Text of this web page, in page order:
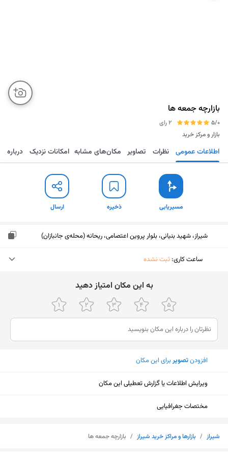
بازارچه جمعه ها
5/0
2 رای
بازار و مرکز خرید
مسیریابی ذخیره ارسال اطلاعات عمومی نظرات تصاویر مکان‌های مشابه امکانات نزدیک درباره
مسیریابی ذخیره ارسال
شیراز، شهید بنیانی، بلوار پروین اعتصامی، ریحانه (محله‌ی جانبازان)
ساعت کاری: ثبت نشده
چهارشنبه
ثبت نشده
پنجشنبه
ثبت نشده
جمعه
شنبه
یکشنبه
ﺑﻪ اﯾﻦ ﻣﮑﺎن اﻣﺘﯿﺎز دﻫﯿﺪ
افزودنتصویربرای این مکان
ویرایش اطلاعات یا گزارش تعطیلی این مکان
مختصات جغرافیایی
شیراز / بازارها و مراکز خرید شیراز / بازارچه جمعه ها